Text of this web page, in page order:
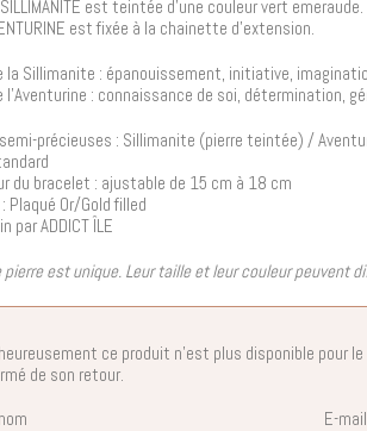
est teintée d’une couleur vert
est fixée à la chainette d’extension.
la Sillimanite : épanouissement, initiative,
l’Aventurine : connaissance de soi, détermination,
précieuses : Sillimanite (pierre teintée) /
du bracelet : ajustable de 15 cm à 18 cm
Plaqué Or/Gold filled
par ADDICT ÎLE
pierre est unique. Leur taille et leur couleur peuvent
ce produit n'est plus disponible pour
de son retour.
E-mail